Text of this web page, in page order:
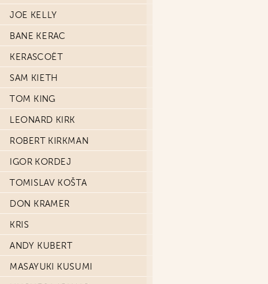
JOE KELLY
BANE KERAC
KERASCOËT
SAM KIETH
TOM KING
LEONARD KIRK
ROBERT KIRKMAN
IGOR KORDEJ
TOMISLAV KOŠTA
DON KRAMER
KRIS
ANDY KUBERT
MASAYUKI KUSUMI